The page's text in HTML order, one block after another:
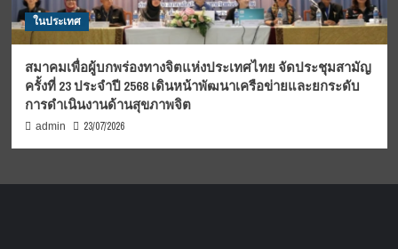
ในประเทศ
สมาคมเพื่อผู้บกพร่องทางจิตแห่งประเทศไทย จัดประชุมสามัญ
ครั้งที่ 23 ประจำปี 2568 เดินหน้าพัฒนาเครือข่ายและยกระดับ
การดำเนินงานด้านสุขภาพจิต
admin 23/07/2026